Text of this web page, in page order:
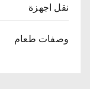
نقل اجهزة
وصفات طعام